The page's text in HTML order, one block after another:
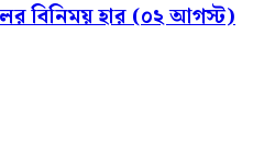
বিনিময় হার (০২ আগস্ট)